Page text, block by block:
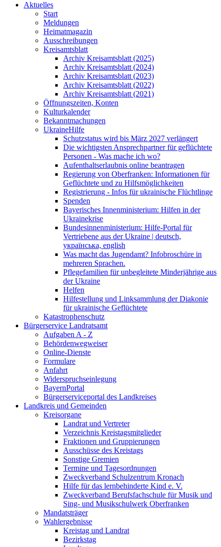
Aktuelles
Start
Meldungen
Heimatmagazin
Ausschreibungen
Kreisamtsblatt
Archiv Kreisamtsblatt (2025)
Archiv Kreisamtsblatt (2024)
Archiv Kreisamtsblatt (2023)
Archiv Kreisamtsblatt (2022)
Archiv Kreisamtsblatt (2021)
Öffnungszeiten, Konten
Kulturkalender
Bekanntmachungen
UkraineHilfe
Schutzstatus wird bis März 2027 verlängert
Die wichtigsten Ansprechpartner für geflüchtete
Personen - Was mache ich wo?
Aufenthaltserlaubnis online beantragen
Regierung von Oberfranken: Informationen für
Geflüchtete und zu Hilfsmöglichkeiten
Registrierung - Infos für ukrainische Flüchtlinge
Spenden
Bayerisches Innenministerium: Hilfen in der
Ukrainekrise
Bundesinnenministerium: Hilfe-Portal für
Vertriebene aus der Ukraine | deutsch,
українська, english
Was macht das Jugendamt? Infobroschüre in
mehreren Sprachen.
Pflegefamilien für unbegleitete Minderjährige aus
der Ukraine
Helfen
Hilfestellung und Linksammlung der Diakonie
für ukrainische Geflüchtete
Katastrophenschutz
Bürgerservice Landratsamt
Aufgaben A - Z
Behördenwegweiser
Online-Dienste
Formulare
Anfahrt
Widerspruchseinlegung
BayernPortal
Bürgerserviceportal des Landkreises
Landkreis und Gemeinden
Kreisorgane
Landrat und Vertreter
Verzeichnis Kreistagsmitglieder
Fraktionen und Gruppierungen
Ausschüsse des Kreistags
Sonstige Gremien
Termine und Tagesordnungen
Zweckverband Schulzentrum Kronach
Hilfe für das lernbehinderte Kind e. V.
Zweckverband Berufsfachschule für Musik und
Sing- und Musikschulwerk Oberfranken
Mandatsträger
Wahlergebnisse
Kreistag und Landrat
Bezirkstag